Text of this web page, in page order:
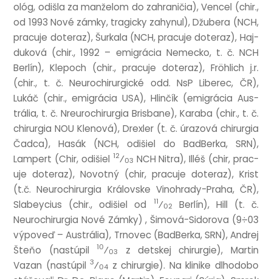
ológ, odišla za manželom do zahran­ičia), Vencel (chir.,
od 1993 Nové zámky, tra­gicky zahynul), Džubera (NCH,
prac­uje doteraz), Šurkala (NCH, prac­uje doteraz), Haj­
duková (chir., 1992 – emigrá­cia Nemecko, t. č. NCH
Ber­lín), Kle­poch (chir., prac­uje doteraz), Fröh­lich j.r.
(chir., t. č. Neurochirur­gické odd. NsP Liberec, ČR),
Lukáč (chir., emigrá­cia USA), Hlinčík (emigrá­cia Aus­
trália, t. č. Nreurochirur­gia Bris­bane), Kara­ba (chir., t. č.
chirur­gia NOU Klen­ová), Drexler (t. č. úrazová chirur­gia
Čad­ca), Hasák (NCH, odišiel do Bad­Berka, SRN),
Lampert (Chir, odišiel 12⁄03 NCH Nitra), Illéš (chir, prac­
uje doteraz), Novot­ný (chir, prac­uje doteraz), Krist
(t.č. Neurochirur­gia Královske Vinohrady-Praha, ČR),
Slabey­cius (chir., odišiel od
11⁄02
Ber­lín), Hill (t. č.
Neurochirur­gia Nové Zámky) , Šimová-Sidorova (9÷03
výpoveď – Aus­trália), Trnovec (Bad­Berka, SRN), Andrej
Šteňo (nastúpil
10⁄03
z det­skej chirur­gie), Mar­tin
Vazan (nastúpil3⁄04 z chirur­gie). Na klinike dlhodobo